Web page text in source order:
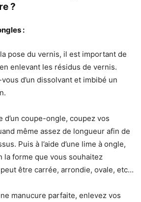
?
:
pose du vernis, il est important de
enlevant les résidus de vernis.
d’un dissolvant et imbibé un
d’un coupe-ongle, coupez vos
même assez de longueur afin de
Puis à l’aide d’une lime à ongle,
la forme que vous souhaitez
être carrée, arrondie, ovale, etc…
manucure parfaite, enlevez vos